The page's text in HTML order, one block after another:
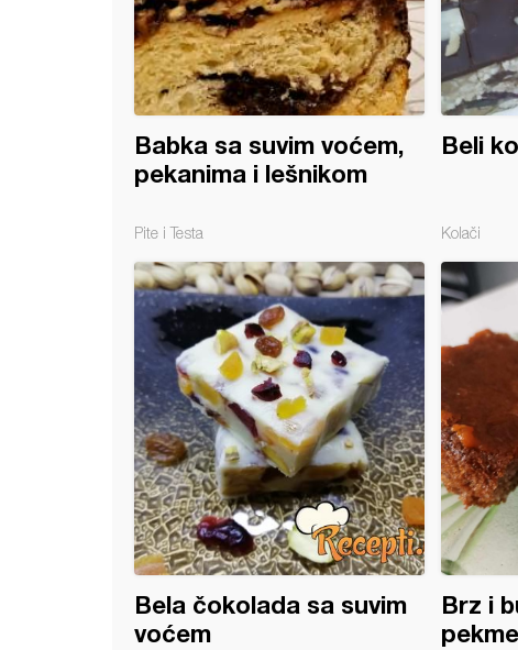
Babka sa suvim voćem,
pekanima i lešnikom
Pite i Testa
Beli
Kolači
Bela čokolada sa suvim
voćem
Brz i
sa suvim šljivama, orasima i suvim grožđem